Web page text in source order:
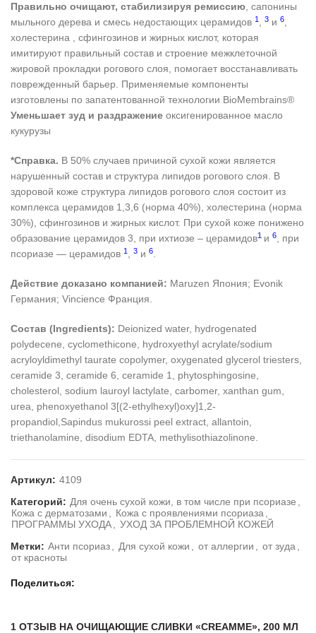
Правильно очищают, стабилизируя ремиссию , сапонины
мыльного дерева и смесь недостающих церамидов 1 3 и 6
холестерина , сфингозинов и жирных кислот, которая
имитируют правильный состав и строение межклеточной
жировой прокладки рогового слоя, помогает восстанавливать
поврежденный барьер. Применяемые компоненты
изготовлены по запатентованной технологии BioMembrains®
Уменьшает зуд и раздражение оксигенированное масло
кукурузы
*Справка. В 50% случаев причиной сухой кожи является
нарушенный состав и структура липидов рогового слоя. В
здоровой коже структура липидов рогового слоя состоит из
комплекса церамидов 1,3,6 (норма 40%), холестерина (норма
30%), сфингозинов и жирных кислот. При сухой коже понижено
образование церамидов 3, при ихтиозе – церамидов1 и 6
, при
псориазе — церамидов 1 3 и 6
Действие доказано компанией: Maruzen Япония; Evonik
Германия; Vincience Франция.
Состав (Ingredients): Deionized water, hydrogenated
polydecene, cyclomethicone, hydroxyethyl acrylate/sodium
acryloyldimethyl taurate copolymer, oxygenated glycerol triesters,
ceramide 3, ceramide 6, ceramide 1, phytosphingosine,
cholesterol, sodium lauroyl lactylate, carbomer, xanthan gum,
urea, phenoxyethanol 3[(2-ethylhexyl)oxy]1,2-
propandiol,Sapindus mukurossi peel extract, allantoin,
triethanolamine, disodium EDTA, methylisothiazolinone.
Артикул: 4109
Категорий: Для очень сухой кожи, в том числе при псориазе
Кожа с дерматозами
Кожа с проявлениями псориаза
ПРОГРАММЫ УХОДА
УХОД ЗА ПРОБЛЕМНОЙ КОЖЕЙ
Метки: Анти псориаз Для сухой кожи от аллергии от зуда
от красноты
Поделиться
1 ОТЗЫВ НА ОЧИЩАЮЩИЕ СЛИВКИ «CREAMME», 200 МЛ